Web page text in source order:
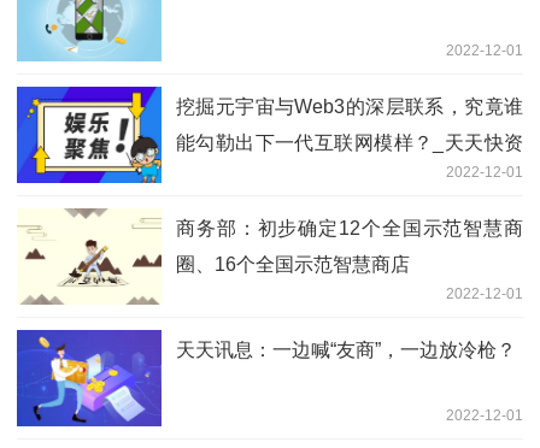
2022-12-01
挖掘元宇宙与Web3的深层联系，究竟谁
能勾勒出下一代互联网模样？_天天快资
2022-12-01
商务部：初步确定12个全国示范智慧商
圈、16个全国示范智慧商店
2022-12-01
天天讯息：一边喊“友商”，一边放冷枪？
2022-12-01